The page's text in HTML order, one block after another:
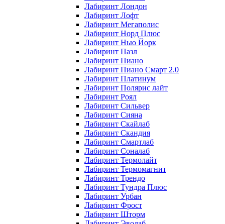
Лабиринт Лондон
Лабиринт Лофт
Лабиринт Мегаполис
Лабиринт Норд Плюс
Лабиринт Нью Йорк
Лабиринт Пазл
Лабиринт Пиано
Лабиринт Пиано Смарт 2.0
Лабиринт Платинум
Лабиринт Полярис лайт
Лабиринт Роял
Лабиринт Сильвер
Лабиринт Сияна
Лабиринт Скайлаб
Лабиринт Скандия
Лабиринт Смартлаб
Лабиринт Соналаб
Лабиринт Термолайт
Лабиринт Термомагнит
Лабиринт Трендо
Лабиринт Тундра Плюс
Лабиринт Урбан
Лабиринт Фрост
Лабиринт Шторм